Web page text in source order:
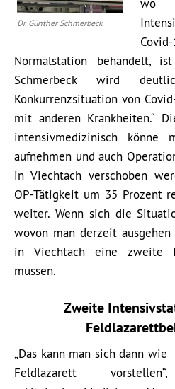
Dr. Günther Schmerbeck
wo
Normalstation behandelt,
Schmerbeck wird
Konkurrenzsituation von
mit anderen Krankheiten.“
intensivmedizinisch
aufnehmen und auch
in Viechtach verschoben
OP-Tätigkeit um 35 Prozent
weiter. Wenn sich die
wovon man derzeit
in Viechtach eine zweite
müssen.
Zweite
„Das kann man sich dann wie
Feldlazarett vorstellen“,